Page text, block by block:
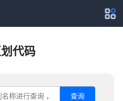
代码
查询